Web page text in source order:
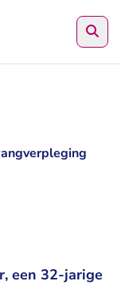
een 32-jarige